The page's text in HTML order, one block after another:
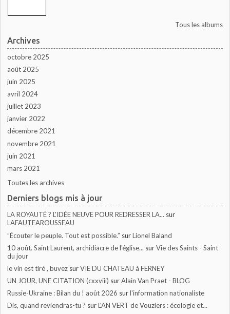
Tous les albums
Archives
octobre 2025
août 2025
juin 2025
avril 2024
juillet 2023
janvier 2022
décembre 2021
novembre 2021
juin 2021
mars 2021
Toutes les archives
Derniers blogs mis à jour
LA ROYAUTÉ ? L'IDÉE NEUVE POUR REDRESSER LA... sur
LAFAUTEAROUSSEAU
”Écouter le peuple. Tout est possible.” surLionel Baland
10 août. Saint Laurent, archidiacre de l'église... surVie des Saints - Saint
du jour
le vin est tiré , buvez surVIE DU CHATEAU à FERNEY
UN JOUR, UNE CITATION (cxxviii) surAlain Van Praet - BLOG
Russie-Ukraine : Bilan du ! août 2026 surl'information nationaliste
Dis, quand reviendras-tu ? surL'AN VERT de Vouziers : écologie et...